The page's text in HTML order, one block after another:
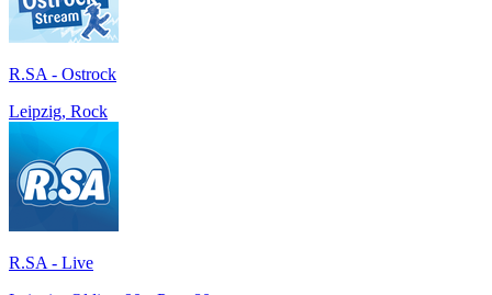
R.SA - Ostrock
Leipzig, Rock
R.SA - Live